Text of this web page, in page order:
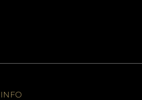
INFO